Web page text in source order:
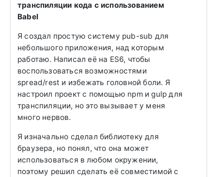
транспиляции кода с использованием
Babel
Я создал простую систему pub-sub для
небольшого приложения, над которым
работаю. Написал её на ES6, чтобы
воспользоваться возможностями
spread/rest и избежать головной боли. Я
настроил проект с помощью npm и gulp для
транспиляции, но это вызывает у меня
много нервов.
Я изначально сделал библиотеку для
браузера, но понял, что она может
использоваться в любом окружении,
поэтому решил сделать её совместимой с